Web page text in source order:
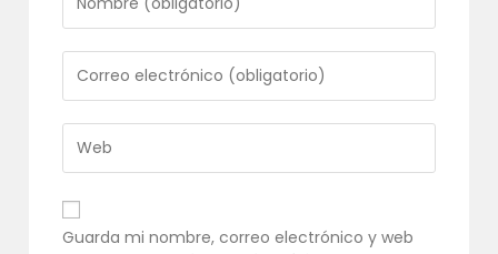
tu
nombre
o
nombre
de
usuario
para
comentar
tu
dirección
de
correo
electrónico
para
comentar
URL
de
tu
Guarda mi nombre, correo electrónico y web